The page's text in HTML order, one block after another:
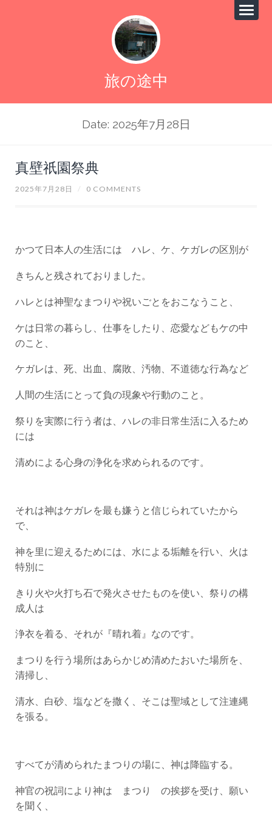
旅の途中
Date: 2025年7月28日
真壁祇園祭典
2025年7月28日 / 0 COMMENTS
かつて日本人の生活には ハレ、ケ、ケガレの区別が
きちんと残されておりました。
ハレとは神聖なまつりや祝いごとをおこなうこと、
ケは日常の暮らし、仕事をしたり、恋愛などもケの中
のこと、
ケガレは、死、出血、腐敗、汚物、不道徳な行為など
人間の生活にとって負の現象や行動のこと。
祭りを実際に行う者は、ハレの非日常生活に入るため
には
清めによる心身の浄化を求められるのです。
それは神はケガレを最も嫌うと信じられていたから
で、
神を里に迎えるためには、水による垢離を行い、火は
特別に
きり火や火打ち石で発火させたものを使い、祭りの構
成人は
浄衣を着る、それが『晴れ着』なのです。
まつりを行う場所はあらかじめ清めたおいた場所を、
清掃し、
清水、白砂、塩などを撒く、そこは聖域として注連縄
を張る。
すべてが清められたまつりの場に、神は降臨する。
神官の祝詞により神は まつり の挨拶を受け、願い
を聞く、